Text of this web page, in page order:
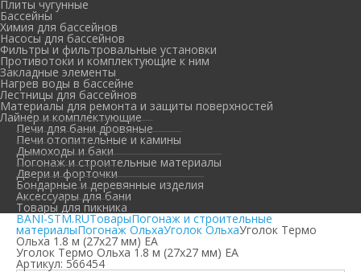
Плиты чугунные
Бассейны
Химия для бассейнов
Насосы для бассейнов
Фильтры и фильтровальные установки
Противотоки и комплектующие к ним
Закладные элементы
Нагрев воды в бассейне
Лестницы для бассейнов
Материалы для ремонта и защиты поверхностей
Лайнер и комплектующие
Печи для бани дровяные
Печи отопительные и камины
Дымоходы и баки
Погонаж и строительные материалы
Двери и форточки
Бондарные и деревянные изделия
Аксессуары для бани
Товары для пикника
BANI-STM.RUТоварыПогонаж и строительные
материалыПогонаж ОльхаУголок ОльхаУголок Термо
Ольха 1.8 м (27х27 мм) ЕА
Уголок Термо Ольха 1.8 м (27х27 мм) ЕА
Артикул: 566454